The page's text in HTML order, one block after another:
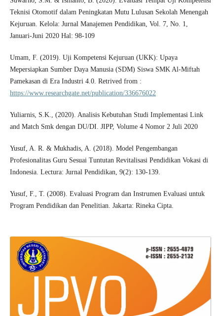
Teknisi Otomotif dalam Peningkatan Mutu Lulusan Sekolah Menengah
Kejuruan. Kelola: Jurnal Manajemen Pendidikan, Vol. 7, No. 1,
Januari-Juni 2020 Hal: 98-109
Umam, F. (2019). Uji Kompetensi Kejuruan (UKK): Upaya
Mepersiapkan Sumber Daya Manusia (SDM) Siswa SMK Al-Miftah
Pamekasan di Era Industri 4.0. Retrived from :
https://www.researchgate.net/publication/336676022
Yuliarnis, S.K., (2020). Analisis Kebutuhan Studi Implementasi Link
and Match Smk dengan DU/DI. JIPP, Volume 4 Nomor 2 Juli 2020
Yusuf, A. R. & Mukhadis, A. (2018). Model Pengembangan
Profesionalitas Guru Sesuai Tuntutan Revitalisasi Pendidikan Vokasi di
Indonesia. Lectura: Jurnal Pendidikan, 9(2): 130-139.
Yusuf, F., T. (2008). Evaluasi Program dan Instrumen Evaluasi untuk
Program Pendidikan dan Penelitian. Jakarta: Rineka Cipta.